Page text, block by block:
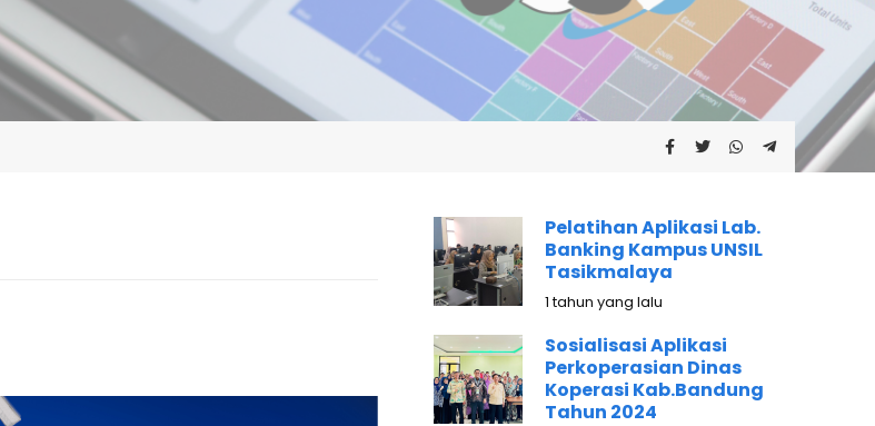
Pelatihan Aplikasi Lab.
Banking Kampus UNSIL
Tasikmalaya
1 tahun yang lalu
Sosialisasi Aplikasi
Perkoperasian Dinas
Koperasi Kab.Bandung
Tahun 2024